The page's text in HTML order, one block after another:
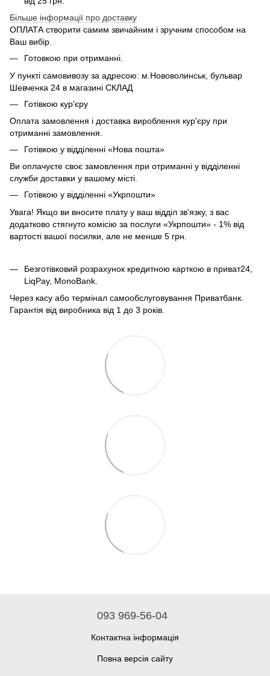
Більше інформації про доставку
ОПЛАТА створити самим звичайним і зручним способом на
Ваш вибір.
Готовкою при отриманні.
У пункті самовивозу за адресою: м.Нововолинськ, бульвар
Шевченка 24 в магазині СКЛАД
Готівкою кур'єру
Оплата замовлення і доставка вироблення кур'єру при
отриманні замовлення.
Готівкою у відділенні «Нова пошта»
Ви оплачуєте своє замовлення при отриманні у відділенні
служби доставки у вашому місті.
Готівкою у відділенні «Укрпошти»
Увага! Якщо ви вносите плату у ваш відділ зв'язку, з вас
додатково стягнуто комісію за послуги «Укрпошти» - 1% від
вартості вашої посилки, але не менше 5 грн.
Безготівковий розрахунок кредитною карткою в приват24,
LiqPay, MonoBank.
Через касу або термінал самообслуговування Приватбанк.
Гарантія від виробника від 1 до 3 років.
093 969-56-04
Контактна інформація
Повна версія сайту